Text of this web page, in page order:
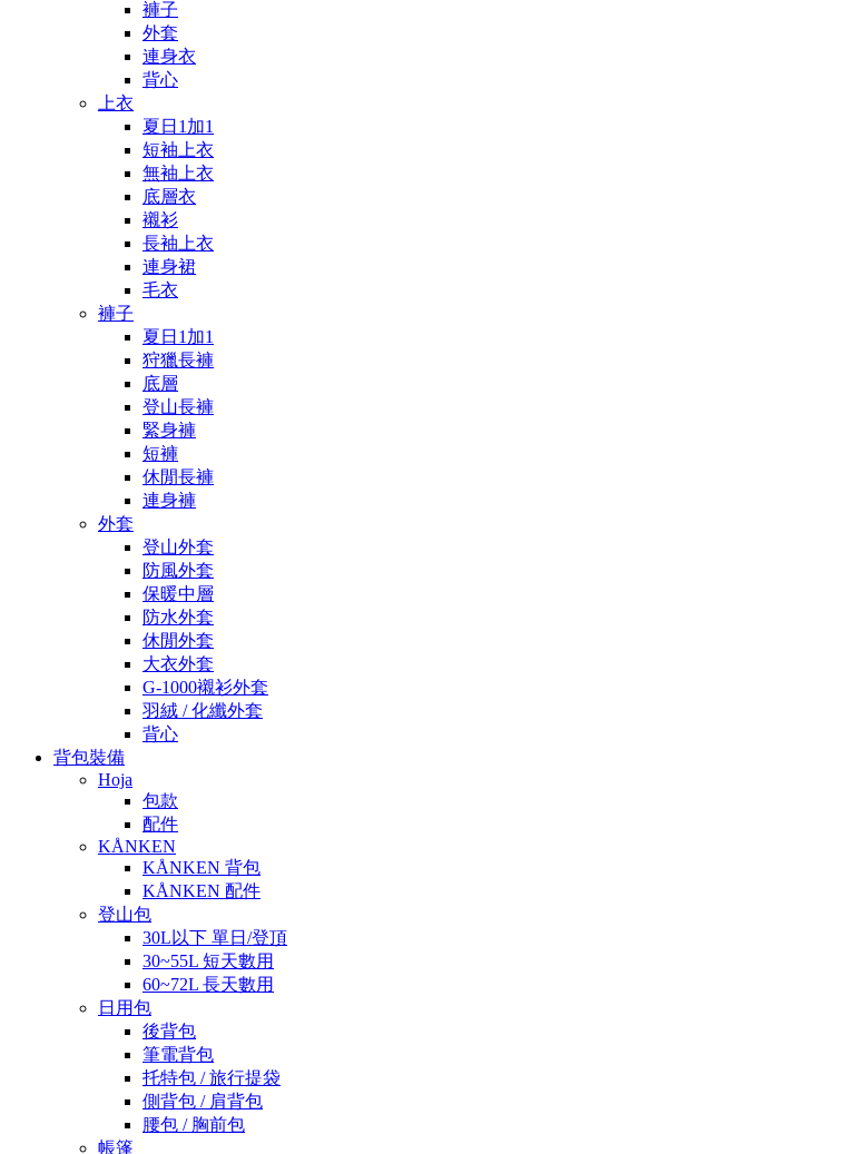
褲子
外套
連身衣
背心
上衣
夏日1加1
短袖上衣
無袖上衣
底層衣
襯衫
長袖上衣
連身裙
毛衣
褲子
夏日1加1
狩獵長褲
底層
登山長褲
緊身褲
短褲
休閒長褲
連身褲
外套
登山外套
防風外套
保暖中層
防水外套
休閒外套
大衣外套
G-1000襯衫外套
羽絨 / 化纖外套
背心
背包裝備
Hoja
包款
配件
KÅNKEN
KÅNKEN 背包
KÅNKEN 配件
登山包
30L以下 單日/登頂
30~55L 短天數用
60~72L 長天數用
日用包
後背包
筆電背包
托特包 / 旅行提袋
側背包 / 肩背包
腰包 / 胸前包
帳篷